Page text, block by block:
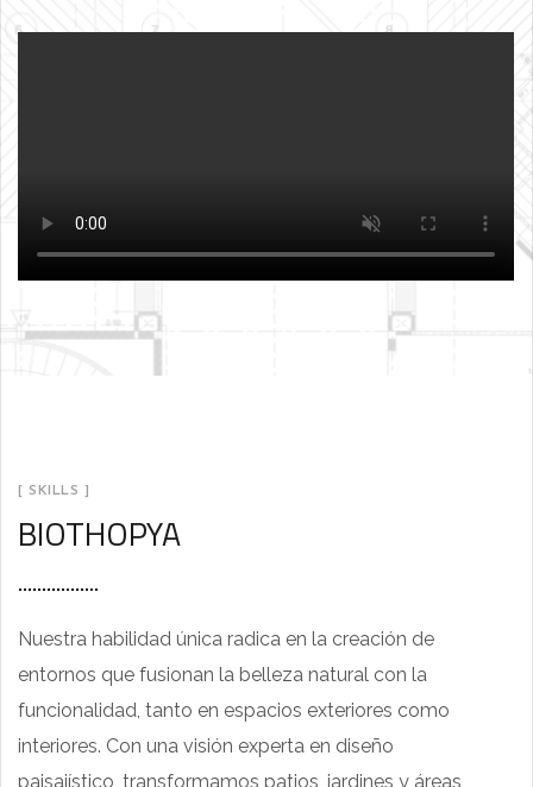
[ SKILLS ]
BIOTHOPYA
Nuestra habilidad única radica en la creación de
entornos que fusionan la belleza natural con la
funcionalidad, tanto en espacios exteriores como
interiores. Con una visión experta en diseño
paisajístico, transformamos patios, jardines y áreas